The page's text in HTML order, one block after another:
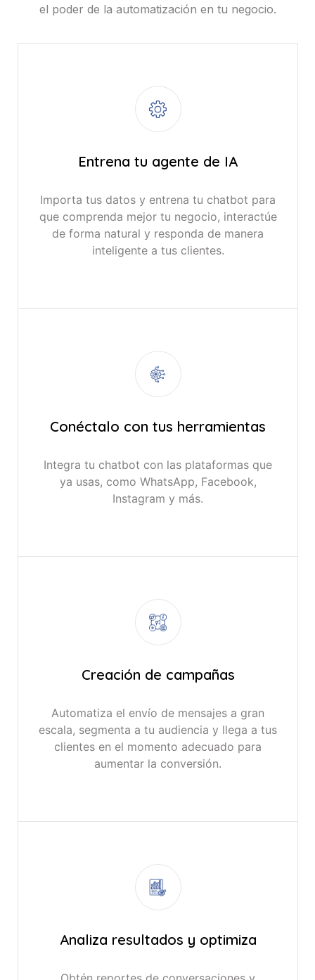
el poder de la automatización en tu negocio.
Entrena tu agente de IA
Importa tus datos y entrena tu chatbot para
que comprenda mejor tu negocio, interactúe
de forma natural y responda de manera
inteligente a tus clientes.
Conéctalo con tus herramientas
Integra tu chatbot con las plataformas que
ya usas, como WhatsApp, Facebook,
Instagram y más.
Creación de campañas
Automatiza el envío de mensajes a gran
escala, segmenta a tu audiencia y llega a tus
clientes en el momento adecuado para
aumentar la conversión.
Analiza resultados y optimiza